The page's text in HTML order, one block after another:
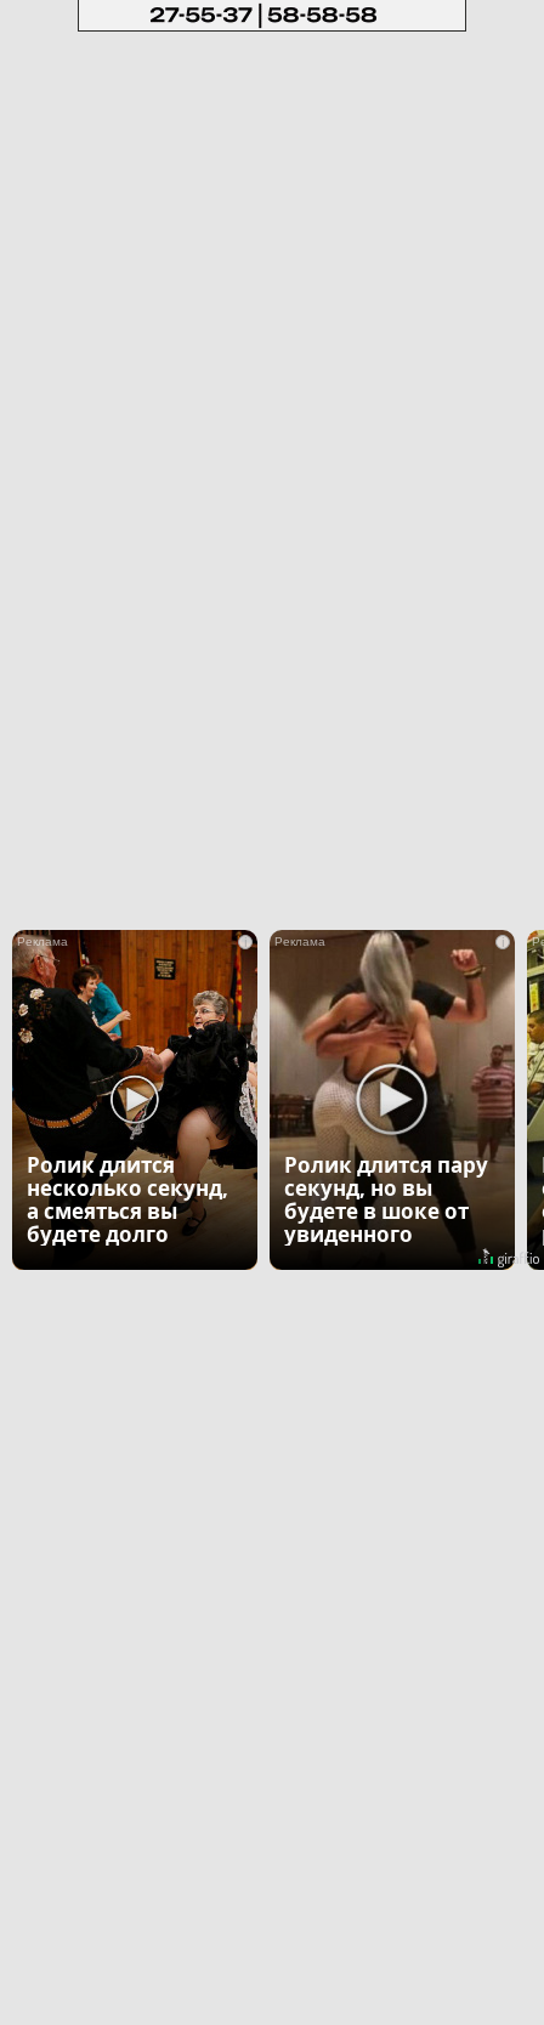
i
Ролик длится
несколько секунд,
а смеяться вы
будете долго
i
Ролик длится пару
секунд, но вы
будете в шоке от
увиденного